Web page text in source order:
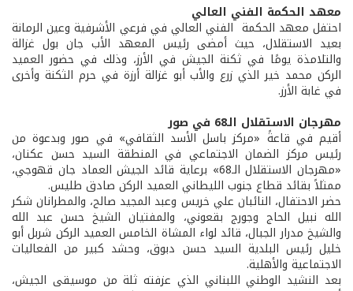
معهد الحكمة الفني العالي
احتفل معهد الحكمة الفني العالي في فرعي الأشرفية وعين الرمانة
بعيد الاستقلال، حيث أمضى رئيس المعهد الأب جان بول غزالة
والتلامذة يومًا في ثكنة الجيش في الأرز، وذلك في حضور العميد
الركن محمد خير الذي زرع والأب أبو غزالة أرزة في حرم الثكنة وأخرى
في غابة الأرز.
مهرجان الاستقلال الـ68 في صور
أقيم في قاعةً «مركز باسل الأسد الثقافي» في صور وبدعوة من
رئيس مركز الضمان الاجتماعي في المنطقة السيد حسن عكنان،
«مهرجان الاستقلال الـ68» برعاية قائد الجيش العماد جان قهوجي،
ممثلاً بقائد قطاع جنوب الليطاني العميد الركن صادق طليس.
حضر الاحتفال، النائبان علي خريس وعبد المجيد صالح، والمطرانان شكر
الله نبيل الحاج وجورج بقعوني، والمفتيان الشيخ حسن عبد الله
والشيخ مدرار الجبال، قائد لواء المشاة الخامس العميد الركن شربل أبو
خليل رئيس البلدية السيد حسن دبوق، وحشد كبير من الفعاليات
الاجتماعية والأهلية.
بعد النشيد الوطني اللبناني الذي عزفته ثلة من موسيقى الجيش،